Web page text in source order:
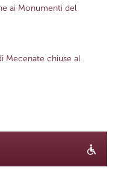
ai Monumenti del
Mecenate chiuse al